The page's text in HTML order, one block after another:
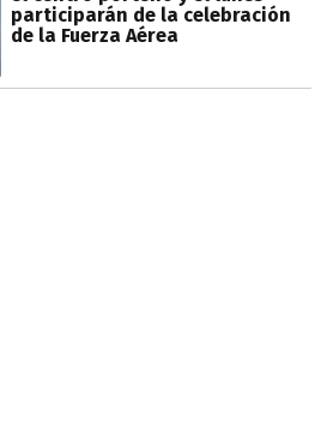
participarán de la celebración
de la Fuerza Aérea